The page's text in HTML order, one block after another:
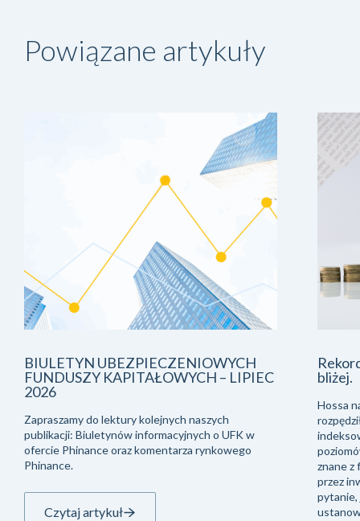
Powiązane artykuły
BIULETYN UBEZPIECZENIOWYCH
FUNDUSZY KAPITAŁOWYCH – LIPIEC
2026
Zapraszamy do lektury kolejnych naszych
publikacji: Biuletynów informacyjnych o UFK w
ofercie Phinance oraz komentarza rynkowego
Phinance.
Czytaj artykuł
bliżej.
Hossa
znane z
przez
pytanie,